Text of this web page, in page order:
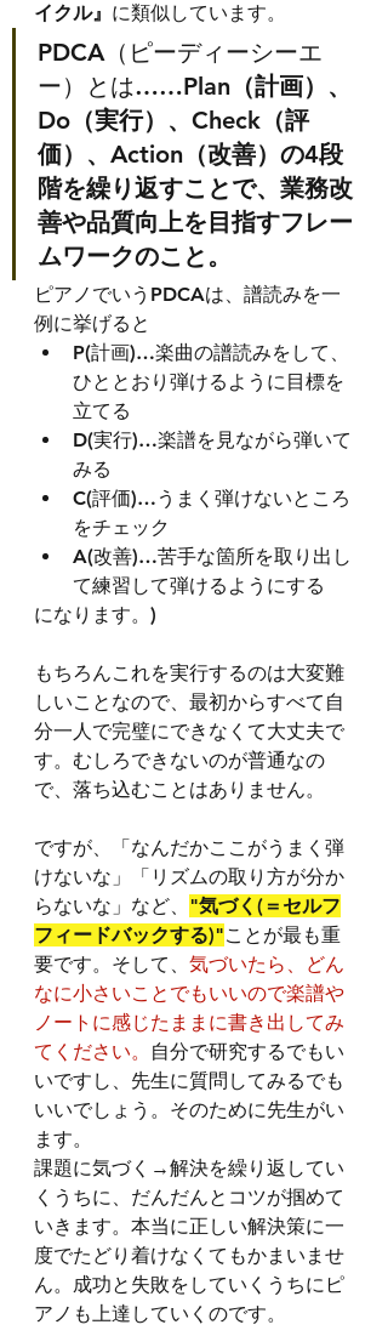
イクル』 に類似しています。
PDCA（ピーディーシーエ
ー）とは……Plan（計画）、
Do（実行）、Check（評
価）、Action（改善）の4段
階を繰り返すことで、業務改
善や品質向上を目指すフレー
ムワークのこと。
ピアノでいうPDCAは、譜読みを一
例に挙げると
P(計画)…楽曲の譜読みをして、
ひととおり弾けるように目標を
立てる
D(実行)…楽譜を見ながら弾いて
みる
C(評価)…うまく弾けないところ
をチェック
A(改善)…苦手な箇所を取り出し
て練習して弾けるようにする
になります。)
もちろんこれを実行するのは大変難
しいことなので、最初からすべて自
分一人で完璧にできなくて大丈夫で
す。むしろできないのが普通なの
で、落ち込むことはありません。
ですが、「なんだかここがうまく弾
けないな」「リズムの取り方が分か
らないな」など、
"気づく(＝セルフ
フィードバックする)"ことが最も重
要です。そして、 気づいたら、どん
なに小さいことでもいいので楽譜や
ノートに感じたままに書き出してみ
てください。
自分で研究するでもい
いですし、先生に質問してみるでも
いいでしょう。そのために先生がい
ます。
課題に気づく→解決を繰り返してい
くうちに、だんだんとコツが掴めて
いきます。本当に正しい解決策に一
度でたどり着けなくてもかまいませ
ん。成功と失敗をしていくうちにピ
アノも上達していくのです。